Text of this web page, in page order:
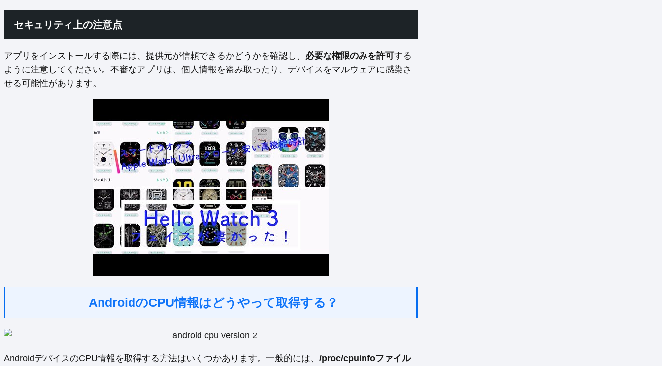
セキュリティ上の注意点
アプリをインストールする際には、提供元が信頼できるかどうかを確認し、 必要な権限のみを許可する
ように注意してください。不審なアプリは、個人情報を盗み取ったり、デバイスをマルウェアに感染さ
せる可能性があります。
AndroidのCPU情報はどうやって取得する？
AndroidデバイスのCPU情報を取得する方法はいくつかあります。一般的には、 /proc/cpuinfoファイル